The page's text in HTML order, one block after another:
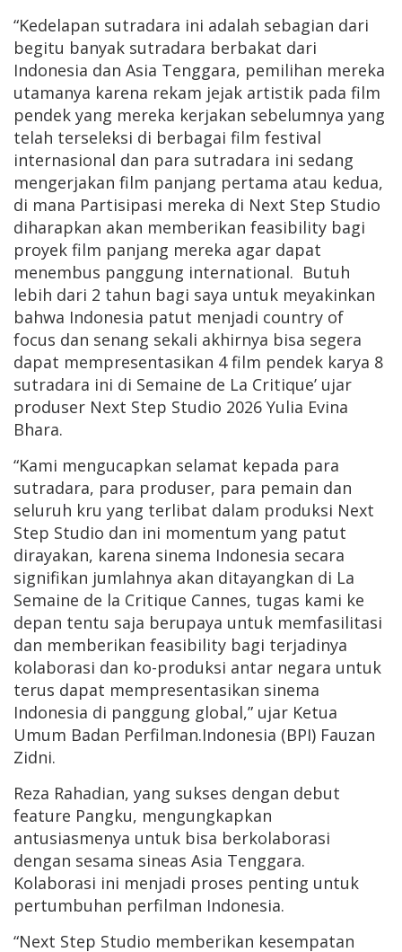
“Kedelapan sutradara ini adalah sebagian dari
begitu banyak sutradara berbakat dari
Indonesia dan Asia Tenggara, pemilihan mereka
utamanya karena rekam jejak artistik pada film
pendek yang mereka kerjakan sebelumnya yang
telah terseleksi di berbagai film festival
internasional dan para sutradara ini sedang
mengerjakan film panjang pertama atau kedua,
di mana Partisipasi mereka di Next Step Studio
diharapkan akan memberikan feasibility bagi
proyek film panjang mereka agar dapat
menembus panggung international. Butuh
lebih dari 2 tahun bagi saya untuk meyakinkan
bahwa Indonesia patut menjadi country of
focus dan senang sekali akhirnya bisa segera
dapat mempresentasikan 4 film pendek karya 8
sutradara ini di Semaine de La Critique’ ujar
produser Next Step Studio 2026 Yulia Evina
Bhara.
“Kami mengucapkan selamat kepada para
sutradara, para produser, para pemain dan
seluruh kru yang terlibat dalam produksi Next
Step Studio dan ini momentum yang patut
dirayakan, karena sinema Indonesia secara
signifikan jumlahnya akan ditayangkan di La
Semaine de la Critique Cannes, tugas kami ke
depan tentu saja berupaya untuk memfasilitasi
dan memberikan feasibility bagi terjadinya
kolaborasi dan ko-produksi antar negara untuk
terus dapat mempresentasikan sinema
Indonesia di panggung global,” ujar Ketua
Umum Badan Perfilman.Indonesia (BPI) Fauzan
Zidni.
Reza Rahadian, yang sukses dengan debut
feature Pangku, mengungkapkan
antusiasmenya untuk bisa berkolaborasi
dengan sesama sineas Asia Tenggara.
Kolaborasi ini menjadi proses penting untuk
pertumbuhan perfilman Indonesia.
“Next Step Studio memberikan kesempatan